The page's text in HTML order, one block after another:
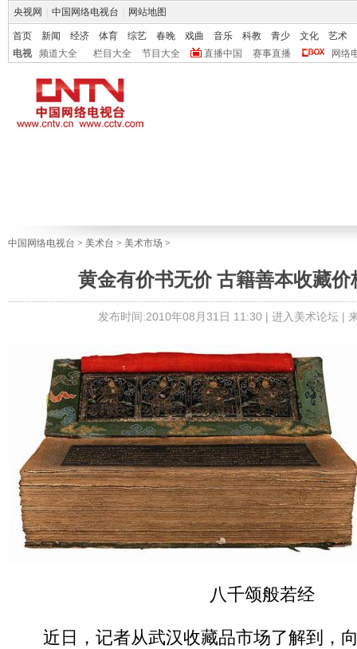
央视网 中国网络电视台 网站地图
首页 新闻 经济 体育 综艺 春晚 戏曲 音乐 科教 青少 文化
艺术
电视
频道大全 栏目大全 节目大全 直播中国 赛事直播 网络
中国网络电视台 > 美术台 > 美术市场 >
黄金有价书无价 古籍善本收藏价
发布时间:2010年08月31日 11:30 | 进入美术论坛|
八千颂般若经
近日，记者从武汉收藏品市场了解到，